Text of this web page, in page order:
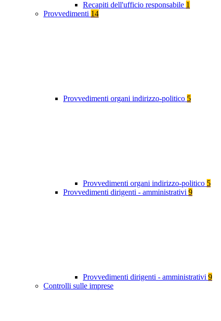
Recapiti dell'ufficio responsabile 1
Provvedimenti 14
Provvedimenti organi indirizzo-politico 5
Provvedimenti organi indirizzo-politico 5
Provvedimenti dirigenti - amministrativi 9
Provvedimenti dirigenti - amministrativi 9
Controlli sulle imprese